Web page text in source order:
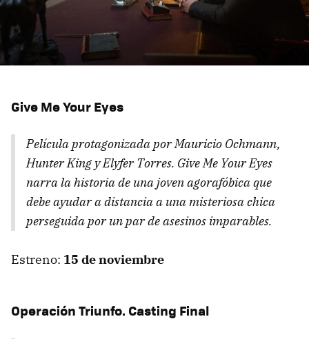
Give Me Your Eyes
Película protagonizada por Mauricio Ochmann,
Hunter King y Elyfer Torres. Give Me Your Eyes
narra la historia de una joven agorafóbica que
debe ayudar a distancia a una misteriosa chica
perseguida por un par de asesinos imparables.
Estreno: 15 de noviembre
Operación Triunfo. Casting Final